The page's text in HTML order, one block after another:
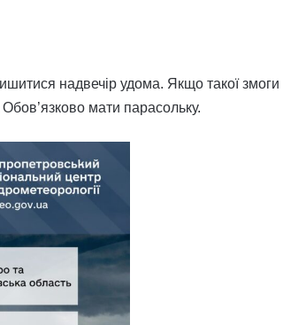
надвечір удома. Якщо такої змоги
мати парасольку.